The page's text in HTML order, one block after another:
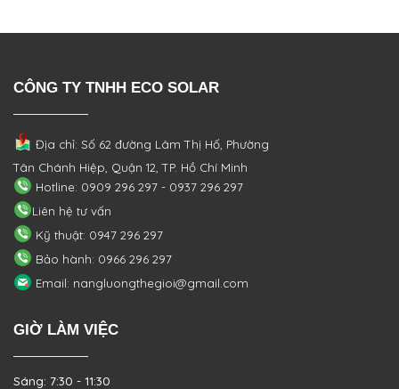
CÔNG TY TNHH ECO SOLAR
Địa chỉ: Số 62 đường Lâm Thị Hố, Phường
Tân Chánh Hiệp, Quận 12, TP. Hồ Chí Minh
Hotline: 0909 296 297 - 0937 296 297
Liên hệ tư vấn
Kỹ thuật: 0947 296 297
Bảo hành: 0966 296 297
Email: nangluongthegioi@gmail.com
GIỜ LÀM VIỆC
Sáng: 7:30 - 11:30